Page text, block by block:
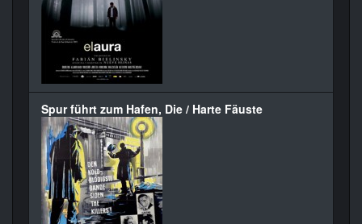
Spur führt zum Hafen, Die / Harte Fäuste